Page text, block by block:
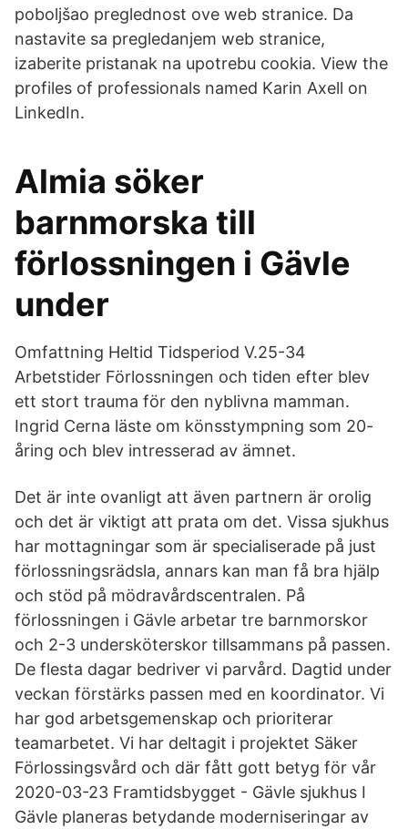
poboljšao preglednost ove web stranice. Da
nastavite sa pregledanjem web stranice,
izaberite pristanak na upotrebu cookia. View the
profiles of professionals named Karin Axell on
LinkedIn.
Almia söker
barnmorska till
förlossningen i Gävle
under
Omfattning Heltid Tidsperiod V.25-34
Arbetstider Förlossningen och tiden efter blev
ett stort trauma för den nyblivna mamman.
Ingrid Cerna läste om könsstympning som 20-
åring och blev intresserad av ämnet.
Det är inte ovanligt att även partnern är orolig
och det är viktigt att prata om det. Vissa sjukhus
har mottagningar som är specialiserade på just
förlossningsrädsla, annars kan man få bra hjälp
och stöd på mödravårdscentralen. På
förlossningen i Gävle arbetar tre barnmorskor
och 2-3 undersköterskor tillsammans på passen.
De flesta dagar bedriver vi parvård. Dagtid under
veckan förstärks passen med en koordinator. Vi
har god arbetsgemenskap och prioriterar
teamarbetet. Vi har deltagit i projektet Säker
Förlossingsvård och där fått gott betyg för vår
2020-03-23 Framtidsbygget - Gävle sjukhus I
Gävle planeras betydande moderniseringar av